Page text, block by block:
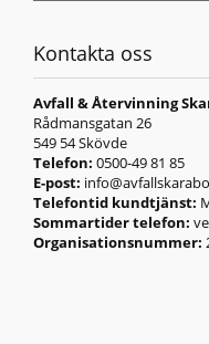
Kontakta oss
Avfall & Återvinning
Rådmansgatan 26
549 54 Skövde
Telefon: 0500-49 81 85
E-post:
Telefontid kundtjänst:
Sommartider telefon:
Organisationsnummer: